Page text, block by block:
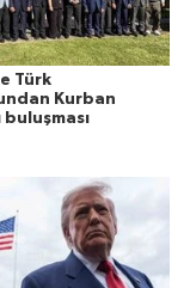
Türk
Kurban
buluşması